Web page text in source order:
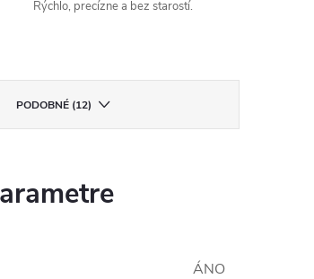
Rýchlo, precízne a bez starostí.
PODOBNÉ (12)
ÁNO